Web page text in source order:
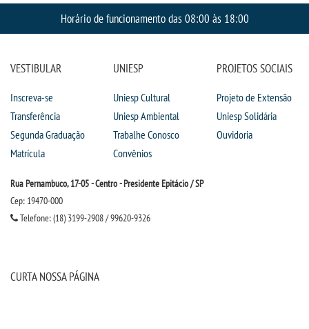
Horário de funcionamento das 08:00 às 18:00
VESTIBULAR
Inscreva-se
Transferência
Segunda Graduação
Matrícula
UNIESP
Uniesp Cultural
Uniesp Ambiental
Trabalhe Conosco
Convênios
PROJETOS SOCIAIS
Projeto de Extensão
Uniesp Solidária
Ouvidoria
Rua Pernambuco, 17-05 - Centro - Presidente Epitácio / SP
Cep: 19470-000
Telefone: (18) 3199-2908 / 99620-9326
CURTA NOSSA PÁGINA